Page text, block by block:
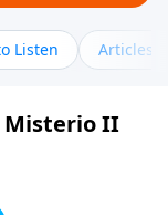
Listen Articles
Misterio II